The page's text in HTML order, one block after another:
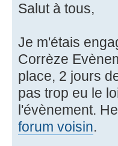
Salut à tous,
Je m'étais
Corrèze
place, 2 jours
pas trop eu le
l'évènement.
forum voisin.